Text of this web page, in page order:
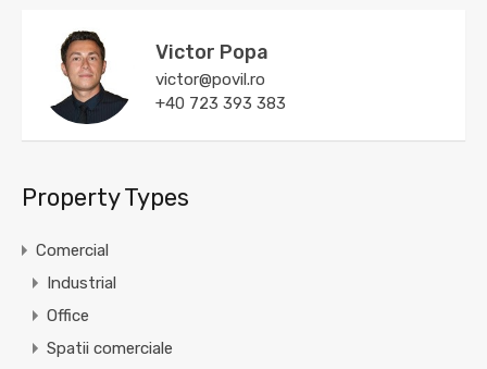
Victor Popa
victor@povil.ro
+40 723 393 383
Property Types
Comercial
Industrial
Office
Spatii comerciale